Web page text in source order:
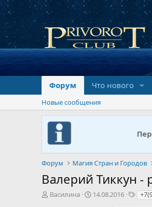
Форум Что нового
Новые сообщения
Форум Магия Стран и Городов
Валерий Тиккун -
А
Василина
Д
14.08.2016
Т